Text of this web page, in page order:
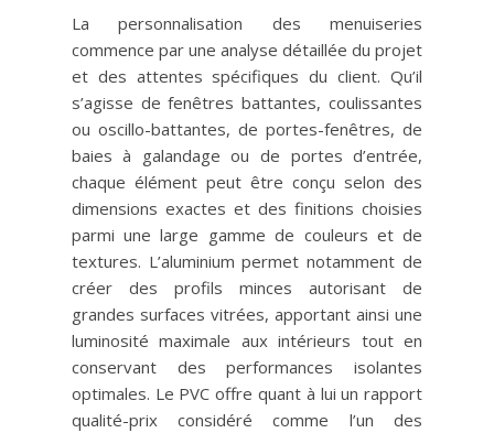
La personnalisation des menuiseries
commence par une analyse détaillée du projet
et des attentes spécifiques du client. Qu’il
s’agisse de fenêtres battantes, coulissantes
ou oscillo-battantes, de portes-fenêtres, de
baies à galandage ou de portes d’entrée,
chaque élément peut être conçu selon des
dimensions exactes et des finitions choisies
parmi une large gamme de couleurs et de
textures. L’aluminium permet notamment de
créer des profils minces autorisant de
grandes surfaces vitrées, apportant ainsi une
luminosité maximale aux intérieurs tout en
conservant des performances isolantes
optimales. Le PVC offre quant à lui un rapport
qualité-prix considéré comme l’un des